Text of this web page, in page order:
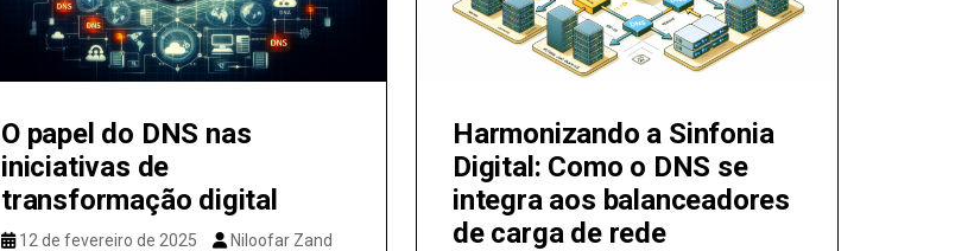
O papel do DNS nas
iniciativas de
transformação digital
12 de fevereiro de 2025
Niloofar Zand
Harmonizando a Sinfonia
Digital: Como o DNS se
integra aos balanceadores
de carga de rede